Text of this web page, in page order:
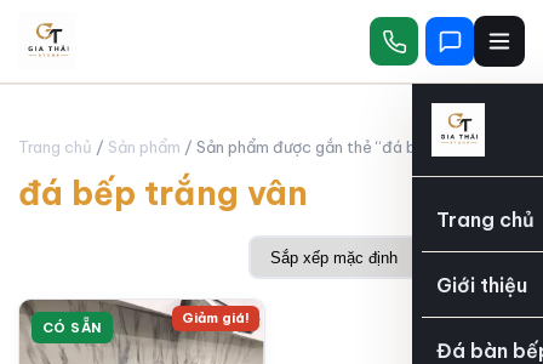
Trang chủ
Giới thiệu
Đá bàn
Trang chủ / Sản phẩm / Sản phẩm được gắn thẻ “đá bếp trắng vân”
đá bếp trắng vân
CÓ SẴN
Giảm giá!